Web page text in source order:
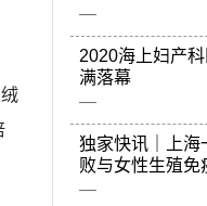
2020海上妇产
满落幕
独家快讯｜上海
败与女性生殖免